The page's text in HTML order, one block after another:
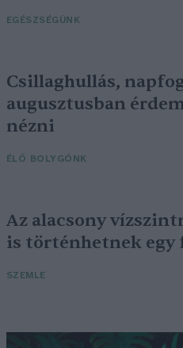
EGÉSZSÉGÜNK
Csillaghullás,
augusztusban
nézni
ÉLŐ BOLYGÓNK
Az alacsony
is történhetnek egy
SZEMLE